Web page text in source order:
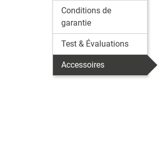
Conditions de
garantie
Test & Évaluations
Accessoires